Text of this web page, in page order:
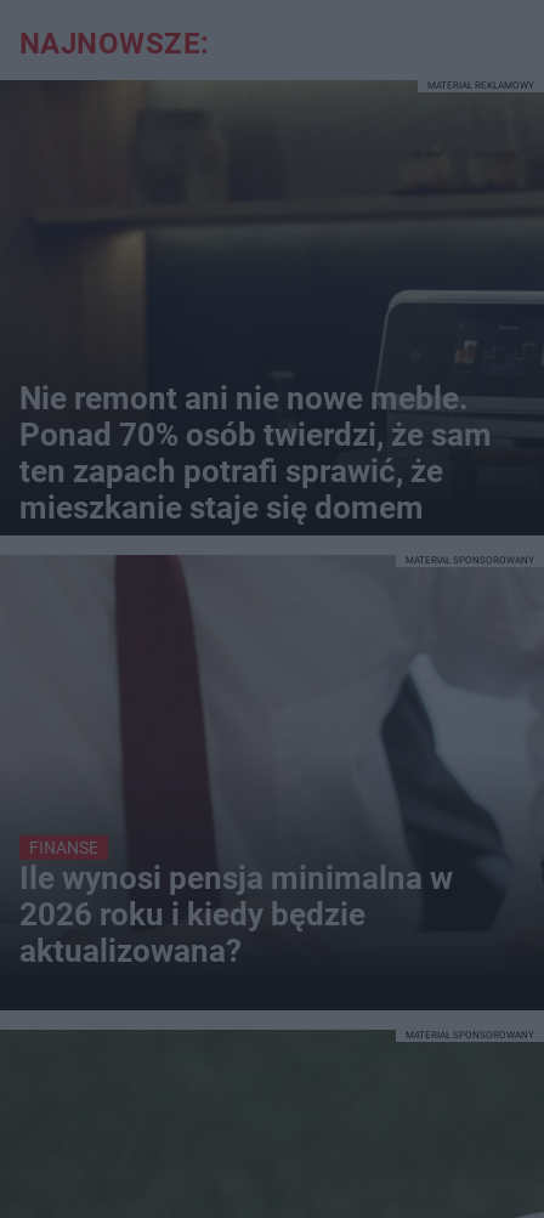
NAJNOWSZE:
Nie remont ani nie nowe meble.
Ponad 70% osób twierdzi, że sam
ten zapach potrafi sprawić, że
mieszkanie staje się domem
MATERIAŁ REKLAMOWY
FINANSE
Ile wynosi pensja minimalna w
2026 roku i kiedy będzie
aktualizowana?
MATERIAŁ SPONSOROWANY
MATERIAŁ SPONSOROWANY